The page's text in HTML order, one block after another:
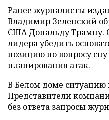
Ранее журналисты
Владимир Зеленский
США Дональду Трампу.
лидера убедить
позицию по вопросу
планирования атак.
В Белом доме
Представители
без ответа запросы